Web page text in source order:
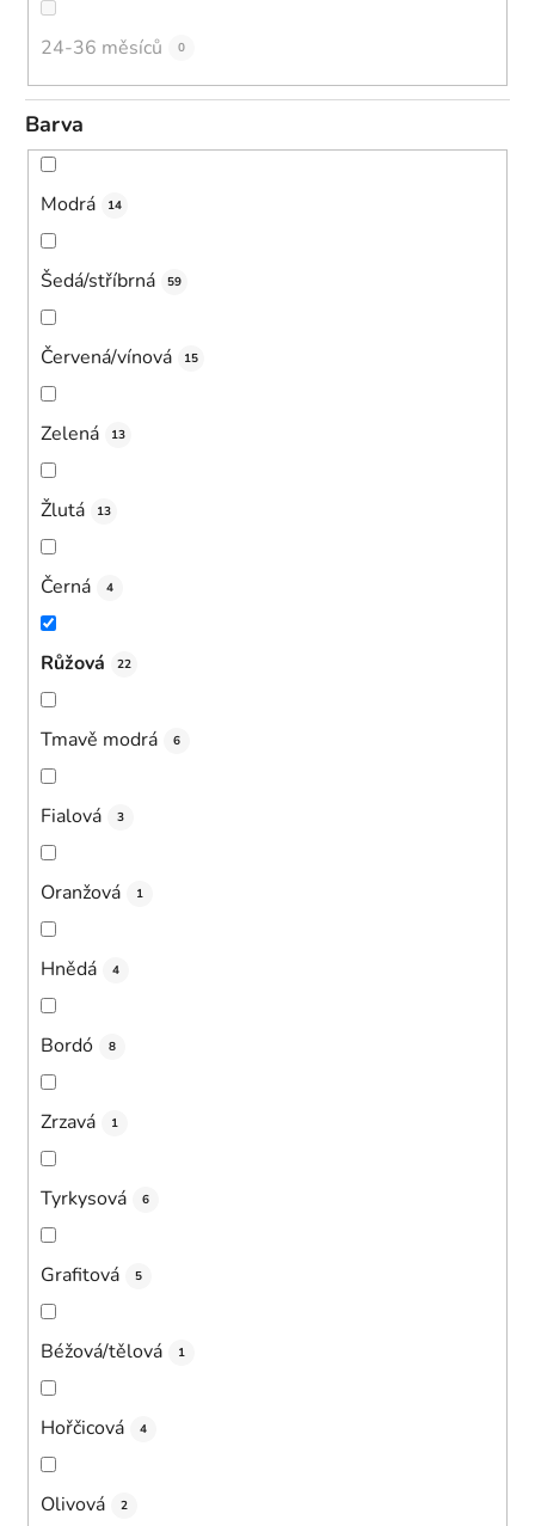
24-36 měsíců 0
Barva
Modrá 14
Šedá/stříbrná 59
Červená/vínová 15
Zelená 13
Žlutá 13
Černá 4
Růžová 22
Tmavě modrá 6
Fialová 3
Oranžová 1
Hnědá 4
Bordó 8
Zrzavá 1
Tyrkysová 6
Grafitová 5
Béžová/tělová 1
Hořčicová 4
Olivová 2